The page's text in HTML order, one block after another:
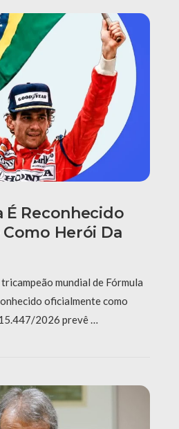
É Reconhecido
Herói Da
mundial de Fórmula
oficialmente como
2026 prevê …